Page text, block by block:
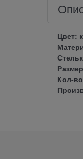
Цвет:
Кол-